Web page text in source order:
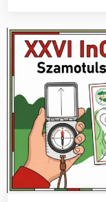
z
historią
w
na
IX
Rajd